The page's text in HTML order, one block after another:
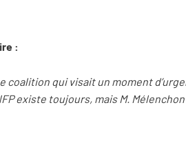
:
coalition qui visait un moment
existe toujours, mais M.